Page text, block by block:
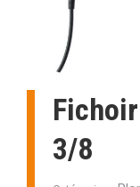
3/8